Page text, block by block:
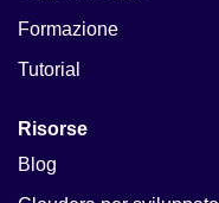
Formazione
Tutorial
Risorse
Blog